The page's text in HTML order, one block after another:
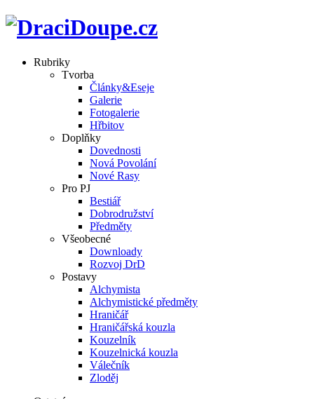
Rubriky
Tvorba
Články&Eseje
Galerie
Fotogalerie
Hřbitov
Doplňky
Dovednosti
Nová Povolání
Nové Rasy
Pro PJ
Bestiář
Dobrodružství
Předměty
Všeobecné
Downloady
Rozvoj DrD
Postavy
Alchymista
Alchymistické předměty
Hraničář
Hraničářská kouzla
Kouzelník
Kouzelnická kouzla
Válečník
Zloděj